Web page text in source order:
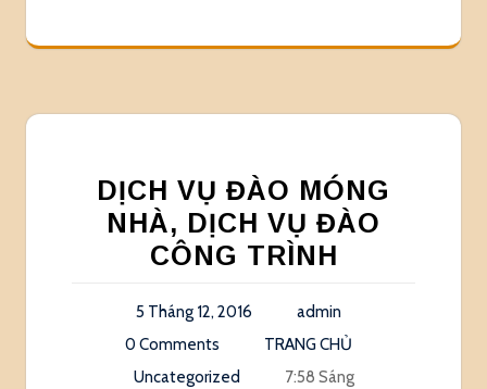
DỊCH VỤ ĐÀO MÓNG
NHÀ, DỊCH VỤ ĐÀO
CÔNG TRÌNH
5 Tháng 12, 2016
admin
0 Comments
TRANG CHỦ
Uncategorized
7:58 Sáng